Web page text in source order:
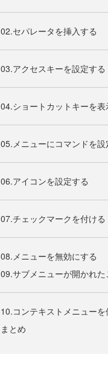
02.セパレータを挿入する
03.アクセスキーを設定する
04.ショートカットキーを表
05.メニューにコマンドを設
06.アイコンを設定する
07.チェックマークを付ける
08.メニューを無効にする
09.サブメニューが開かれた
10.コンテキストメニューを
まとめ